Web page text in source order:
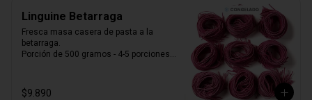
Linguine Betarraga
Fresca masa casera de pasta a la
betarraga.
Porción de 500 gramos - 4-5 porciones.
$9.890